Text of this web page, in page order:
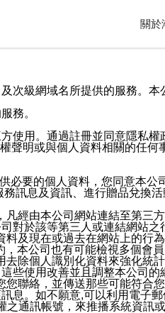
關於
次級網域名所提供的服務。
務。
使用。通過註冊並同意隱私
明或與個人資料相關的任何
要的個人資料，您同意本公
訊息及資訊、進行贈品兌換
經由本公司網站連結至第三
對於該等第三人或連結網站之
及現在或過去在網站上的行
本公司也有可能檢視多個會員
除個人識別化資料來強化統
些使用改善並且調整本公司的
聯絡，並傳送那些可能符合
。如不願意,可以利用電子郵
通訊帳號，來推播系統資訊